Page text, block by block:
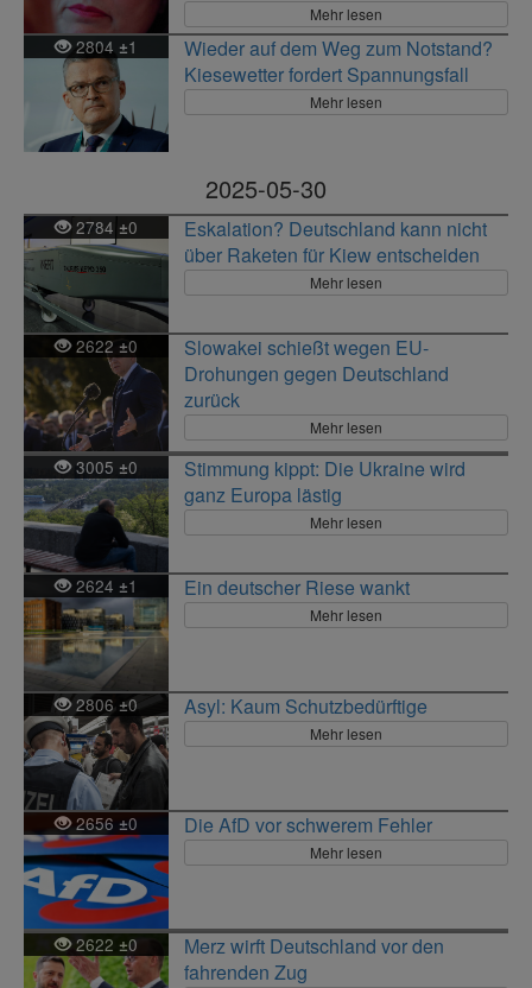
Mehr lesen
2804 ±1
Wieder auf dem Weg zum Notstand?
Kiesewetter fordert Spannungsfall
Mehr lesen
2025-05-30
2784 ±0
Eskalation? Deutschland kann nicht
über Raketen für Kiew entscheiden
Mehr lesen
2622±0
Slowakei schießt wegen EU-
Drohungen gegen Deutschland
zurück
Mehr lesen
3005 ±0
Stimmung kippt: Die Ukraine wird
ganz Europa lästig
Mehr lesen
2624 ±1 Ein deutscher Riese wankt
Mehr lesen
2806 ±0 Asyl: Kaum Schutzbedürftige
Mehr lesen
2656±0 Die AfD vor schwerem Fehler
Mehr lesen
2622 ±0
Merz wirft Deutschland vor den
fahrenden Zug